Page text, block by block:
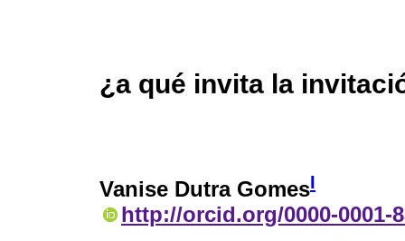
¿a qué invita la
Vanise Dutra GomesI
http://orcid.org/0000-0001-